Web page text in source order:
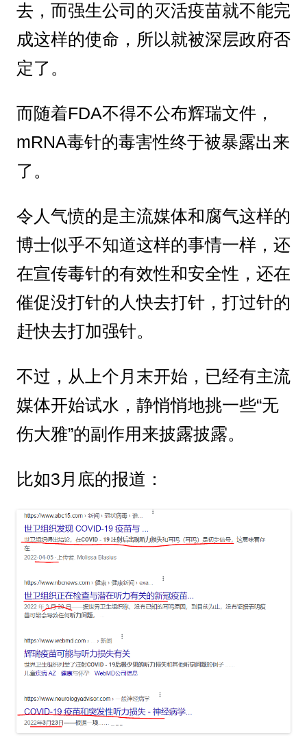
去，而强生公司的灭活疫苗就不能完
成这样的使命，所以就被深层政府否
定了。
而随着FDA不得不公布辉瑞文件，
mRNA毒针的毒害性终于被暴露出来
了。
令人气愤的是主流媒体和腐气这样的
博士似乎不知道这样的事情一样，还
在宣传毒针的有效性和安全性，还在
催促没打针的人快去打针，打过针的
赶快去打加强针。
不过，从上个月末开始，已经有主流
媒体开始试水，静悄悄地挑一些“无
伤大雅”的副作用来披露披露。
比如3月底的报道：